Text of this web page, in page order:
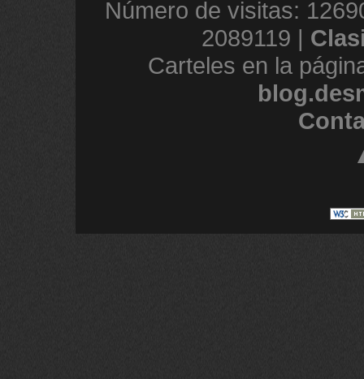
Número de visitas:
2089119 |
Carteles en la